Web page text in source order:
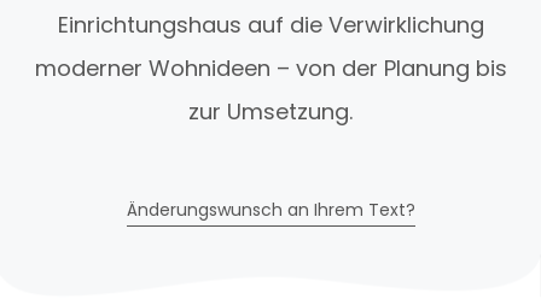
Einrichtungshaus auf die Verwirklichung
moderner Wohnideen – von der Planung bis
zur Umsetzung.
Änderungswunsch an Ihrem Text?